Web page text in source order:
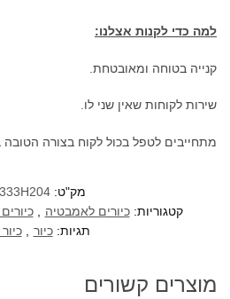
למה כדי לקנות אצלנו:
קנייה בטוחה ומאובטחת.
שירות לקוחות שאין שני לו.
מתחייבים לטפל בכול לקוח בצורה הטובה
מק"ט:
קטגוריות:כיורים לאמבטיה ,
תגיות:כיור ,
מוצרים קשורים